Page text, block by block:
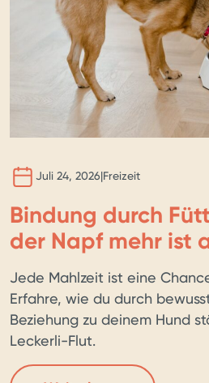
Juli 24, 2026|Freizeit
Bindung durch
der Napf mehr ist
Jede Mahlzeit ist eine
Erfahre, wie du durch
Beziehung zu deinem Hund
Leckerli-Flut.